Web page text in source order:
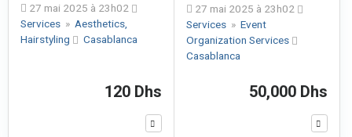
27 mai 2025 à 23h02
Services » Aesthetics,
Hairstyling
Casablanca
120 Dhs
27 mai 2025 à 23h02
Services » Event
Organization Services
Casablanca
50,000 Dhs